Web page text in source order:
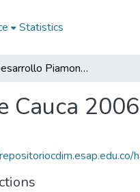
Statistics
Plan de Desarrollo Piamonte Cauca 2006: PD Piamonte Cauca 2006